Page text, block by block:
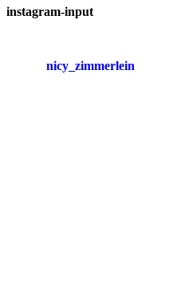
instagram-input
nicy_zimmerlein